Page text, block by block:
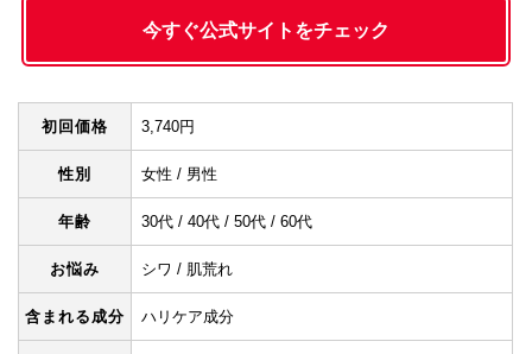
今すぐ公式サイトをチェック
初回価格 3,740円
性別 女性 / 男性
年齢 30代 / 40代 / 50代 / 60代
お悩み シワ / 肌荒れ
含まれる成分 ハリケア成分